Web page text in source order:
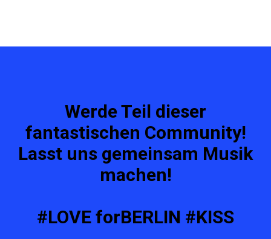
Werde Teil dieser
fantastischen Community!
Lasst uns gemeinsam Musik
machen!
#LOVE forBERLIN #KISS